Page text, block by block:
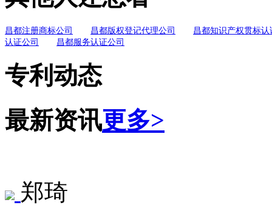
昌都注册商标公司 昌都版权登记代理公司
昌都知识产权贯标认
认证公司
昌都服务认证公司
专利动态
最新资讯更多>
郑琦